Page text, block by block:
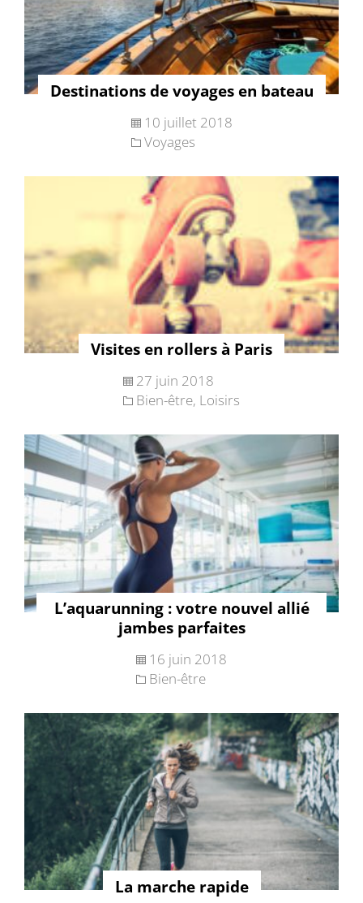
Destinations de voyages en bateau
10 juillet 2018
Voyages
Visites en rollers à Paris
27 juin 2018
Bien-être, Loisirs
L’aquarunning : votre nouvel allié
jambes parfaites
16 juin 2018
Bien-être
La marche rapide